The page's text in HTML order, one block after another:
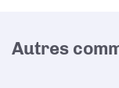
Autres